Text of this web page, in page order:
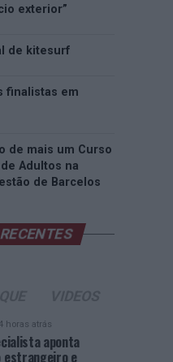
exterior”
de kitesurf
finalistas em
de mais um Curso
Adultos na
de Barcelos
4 horas atrás
aponta
estrangeiro e